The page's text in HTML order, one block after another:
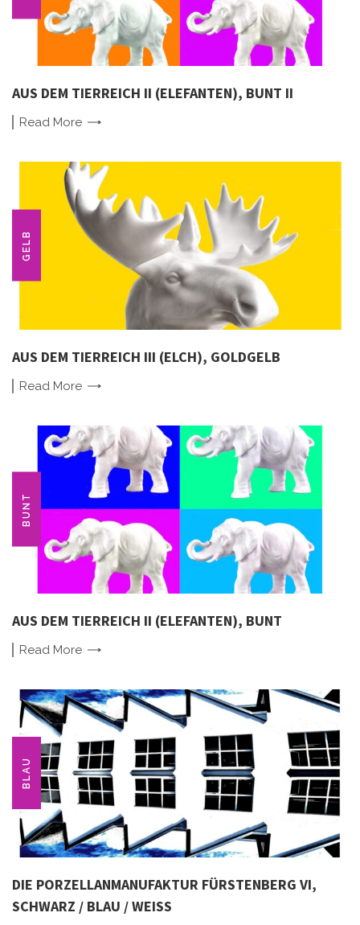
AUS DEM TIERREICH II (ELEFANTEN), BUNT II
Read More
GELB
AUS DEM TIERREICH III (ELCH), GOLDGELB
Read More
BUNT
AUS DEM TIERREICH II (ELEFANTEN), BUNT
Read More
BLAU
DIE PORZELLANMANUFAKTUR FÜRSTENBERG VI,
SCHWARZ / BLAU / WEISS